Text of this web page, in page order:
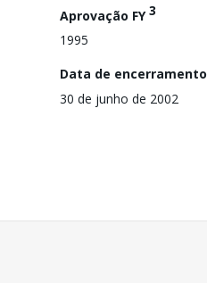
Aprovação FY3
1995
Data de encerramento
30 de junho de 2002